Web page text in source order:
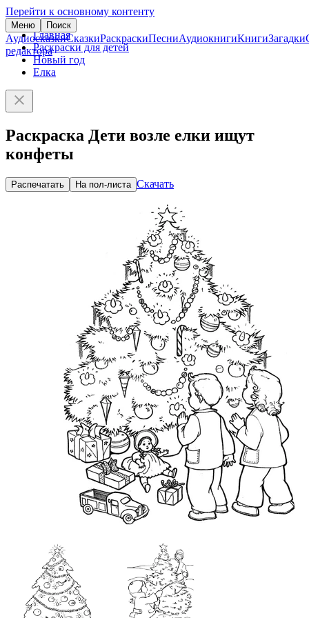
Перейти к основному контенту
Меню Поиск
АудиосказкиСказкиРаскраскиПесниАудиокнигиКнигиЗагадки
редактора
Главная
Раскраски для детей
Новый год
Елка
Раскраска Дети возле елки ищут
конфеты
Распечатать На пол-листа Скачать